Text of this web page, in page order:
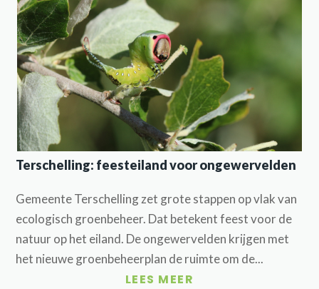
Terschelling: feesteiland voor ongewervelden
Gemeente Terschelling zet grote stappen op vlak van
ecologisch groenbeheer. Dat betekent feest voor de
natuur op het eiland. De ongewervelden krijgen met
het nieuwe groenbeheerplan de ruimte om de...
LEES MEER